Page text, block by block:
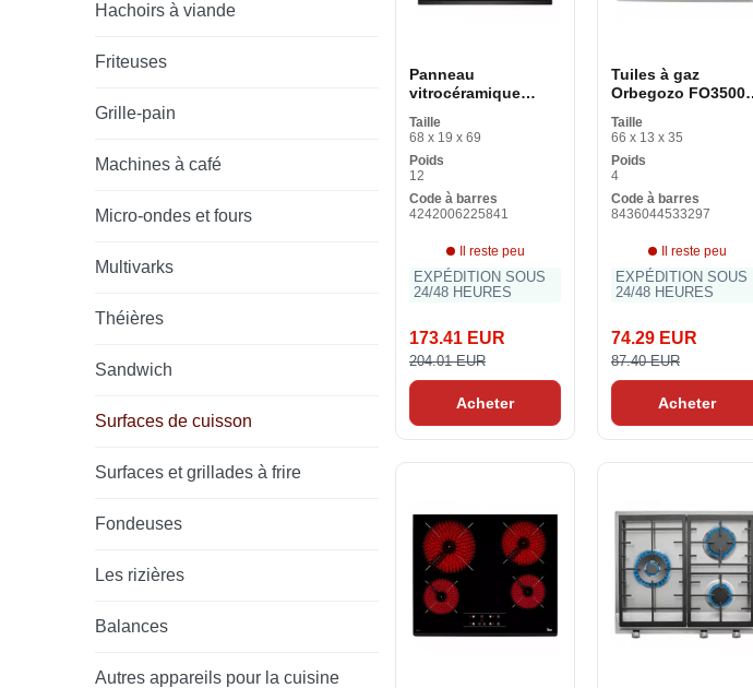
Hachoirs à viande
Friteuses
Grille-pain
Machines à café
Micro-ondes et fours
Multivarks
Théières
Sandwich
Surfaces de cuisson
Surfaces et grillades à frire
Fondeuses
Les rizières
Balances
Autres appareils pour la cuisine
Panneau
vitrocéramique
cm 60 cm
Taille
68 x 19 x 69
Poids
12
Code à barres
4242006225841
Il reste peu
EXPÉDITION SOUS
24/48 HEURES
173.41 EUR
204.01 EUR
Acheter
Tuiles à gaz
Orbegozo FO3500
Plaques Noires
Taille
66 x 13 x 35
Poids
4
Code à barres
8436044533297
Il reste peu
EXPÉDITION SOUS
24/48 HEURES
74.29 EUR
87.40 EUR
Acheter